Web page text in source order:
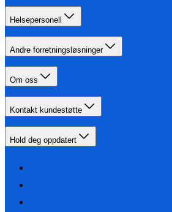
Helsepersonell
Andre forretningsløsninger
Om oss
Kontakt kundestøtte
Hold deg oppdatert